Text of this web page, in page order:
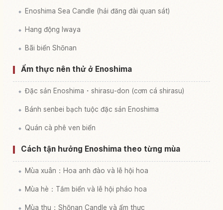
Enoshima Sea Candle (hải đăng đài quan sát)
Hang động Iwaya
Bãi biển Shōnan
Ẩm thực nên thử ở Enoshima
Đặc sản Enoshima・shirasu-don (cơm cá shirasu)
Bánh senbei bạch tuộc đặc sản Enoshima
Quán cà phê ven biển
Cách tận hưởng Enoshima theo từng mùa
Mùa xuân：Hoa anh đào và lễ hội hoa
Mùa hè：Tắm biển và lễ hội pháo hoa
Mùa thu：Shōnan Candle và ẩm thực